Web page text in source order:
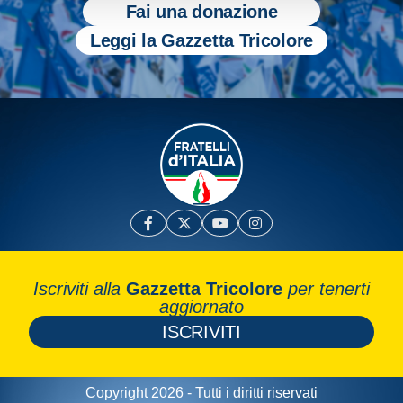
Fai una donazione
Leggi la Gazzetta Tricolore
Iscriviti alla Gazzetta Tricolore per tenerti
aggiornato
ISCRIVITI
Copyright 2026 - Tutti i diritti riservati